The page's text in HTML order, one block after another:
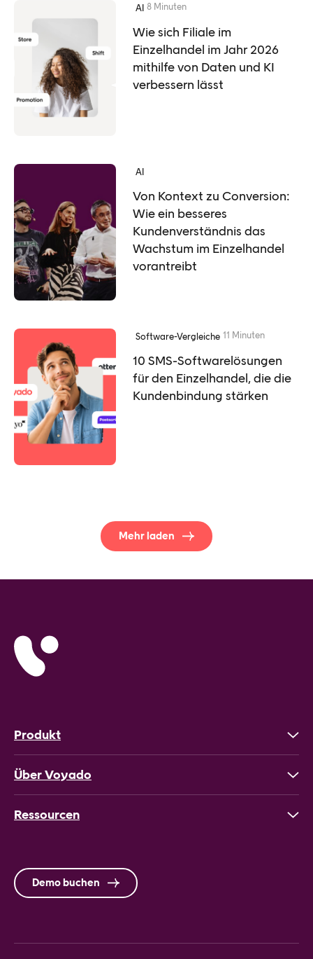
AI 8 Minuten
Wie sich Filiale im
Einzelhandel im Jahr 2026
mithilfe von Daten und KI
verbessern lässt
AI
Von Kontext zu Conversion:
Wie ein besseres
Kundenverständnis das
Wachstum im Einzelhandel
vorantreibt
Software-Vergleiche 11 Minuten
10 SMS-Softwarelösungen
für den Einzelhandel, die die
Kundenbindung stärken
Mehr laden
Produkt
Über Voyado
Ressourcen
Demo buchen